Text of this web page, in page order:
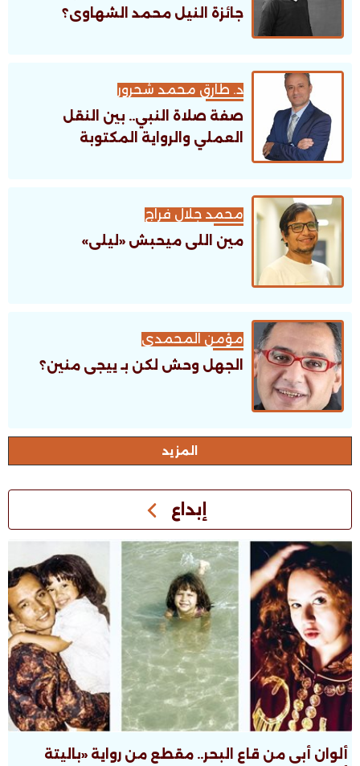
جائزة النيل محمد الشهاوى؟
د. طارق محمد شحرور
صفة صلاة النبي.. بين النقل
العملي والرواية المكتوبة
محمد جلال فراج
مين اللى ميحبش «ليلى»
مؤمن المحمدى
الجهل وحش لكن بـ ييجى منين؟
اﻟﻤﺰﻳﺪ
إبداع
ألوان أبى من قاع البحر.. مقطع من رواية «باليتة